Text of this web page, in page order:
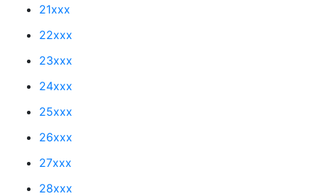
21xxx
22xxx
23xxx
24xxx
25xxx
26xxx
27xxx
28xxx